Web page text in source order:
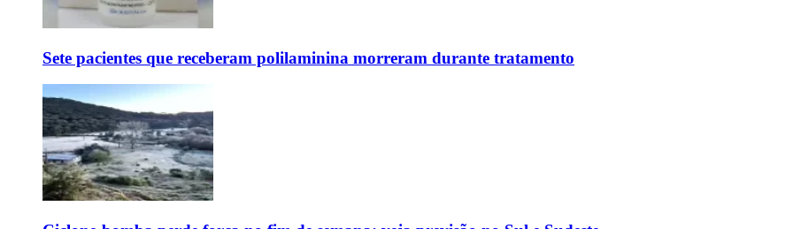
Sete pacientes que receberam polilaminina morreram durante tratamento